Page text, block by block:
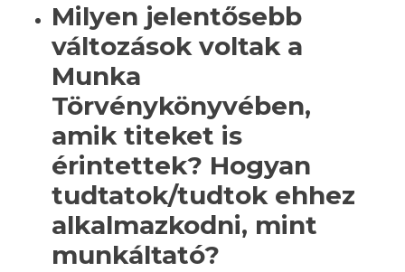
Milyen jelentősebb
változások voltak a
Munka
Törvénykönyvében,
amik titeket is
érintettek? Hogyan
tudtatok/tudtok ehhez
alkalmazkodni, mint
munkáltató?